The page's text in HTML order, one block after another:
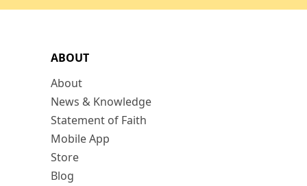
ABOUT
About
News & Knowledge
Statement of Faith
Mobile App
Store
Blog